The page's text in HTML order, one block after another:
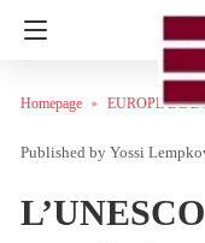
Homepage EUROPE DE
Yossi